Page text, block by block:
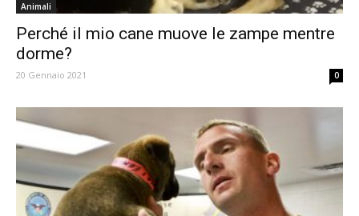
Animali
Perché il mio cane muove le zampe mentre
dorme?
20 Gennaio 2021 0